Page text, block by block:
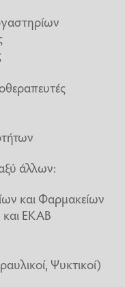
άλλων:
και Φαρμακείων
ΕΚΑΒ
Ψυκτικοί)